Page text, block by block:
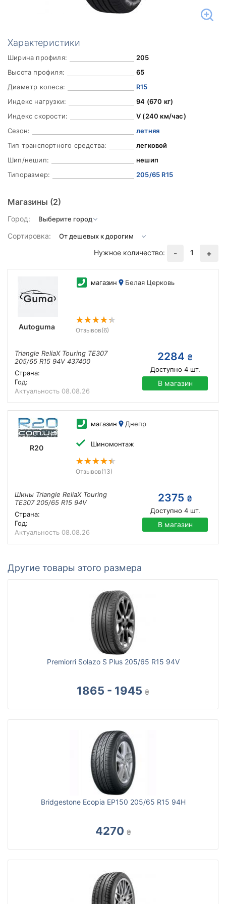
Характеристики
Ширина профиля:
205
Высота профиля:
65
Диаметр колеса:
R15
Индекс нагрузки:
94 (670 кг)
Индекс скорости:
V (240 км/час)
Сезон:
летняя
Тип транспортного средства:
легковой
Шип/нешип:
нешип
Типоразмер:
205/65 R15
Магазины (2)
Город:
Сортировка:
Нужное количество:
- 1 +
Autoguma
магазин Белая Церковь
Отзывов(6)
Triangle ReliaX Touring TE307
205/65 R15 94V 437400
Страна:
Год:
Актуальность 08.08.26
2284 ₴
Доступно 4шт.
В магазин
R20
магазин Днепр
Шиномонтаж
Отзывов(13)
Шины Triangle ReliaX Touring
TE307 205/65 R15 94V
Страна:
Год:
Актуальность 08.08.26
2375 ₴
Доступно 4шт.
В магазин
Другие товары этого размера
Premiorri Solazo S Plus 205/65 R15 94V
1865 - 1945 ₴
Bridgestone Ecopia EP150 205/65 R15 94H
4270 ₴